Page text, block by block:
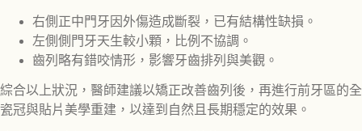
右側正中門牙因外傷造成斷裂，已有結構性缺損。
左側側門牙天生較小顆，比例不協調。
齒列略有錯咬情形，影響牙齒排列與美觀。
綜合以上狀況，醫師建議以矯正改善齒列後，再進行前牙區的全
瓷冠與貼片美學重建，以達到自然且長期穩定的效果。